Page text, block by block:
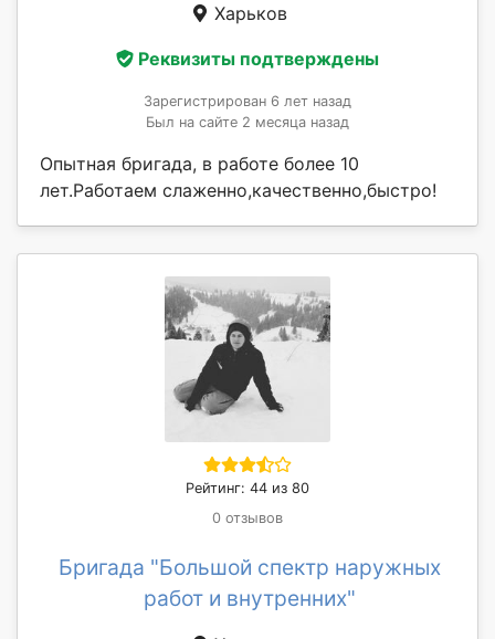
Харьков
Реквизиты подтверждены
Зарегистрирован 6 лет назад
Был на сайте 2 месяца назад
Опытная бригада, в работе более 10
лет.Работаем слаженно,качественно,быстро!
Рейтинг: 44 из 80
0 отзывов
Бригада "Большой спектр наружных
работ и внутренних"